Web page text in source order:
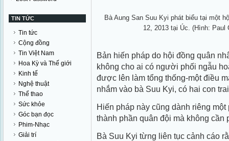
TIN TỨC
Tin tức
Cộng đồng
Tin Việt Nam
Hoa Kỳ và Thế giới
Kinh tế
Nghệ thuật
Thể thao
Sức khỏe
Góc bạn đọc
Phim-Nhạc
Giải trí
Bà Aung San Suu Kyi phát biểu tại một
12, 2013 tại Úc. (Hình: Paul
Bản hiến pháp do hội đồng quân
không cho ai có người phối ngẫu
được lên làm tổng thống-một điều
nhắm vào bà Suu Kyi, có hai con
Hiến pháp này cũng dành riêng
thành phần quân đội mà không cần
Bà Suu Kyi từng liên tục cảnh cáo